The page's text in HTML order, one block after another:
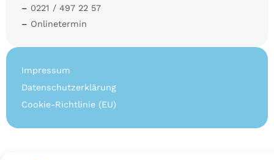
– 0221 / 497 22 57
– Onlinetermin
Impressum
Datenschutzerklärung
Cookie-Richtlinie (EU)